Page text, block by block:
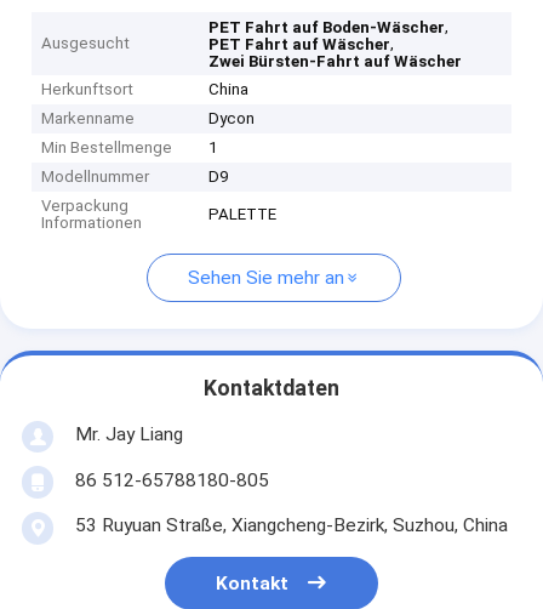
Ausgesucht
PET Fahrt auf Boden-Wäscher,
PET Fahrt auf Wäscher,
Zwei Bürsten-Fahrt auf Wäscher
Herkunftsort
China
Markenname
Dycon
Min Bestellmenge
1
Modellnummer
D9
Verpackung
Informationen
PALETTE
Sehen Sie mehr an
Kontaktdaten
Mr. Jay Liang
86 512-65788180-805
53 Ruyuan Straße, Xiangcheng-Bezirk, Suzhou, China
Kontakt